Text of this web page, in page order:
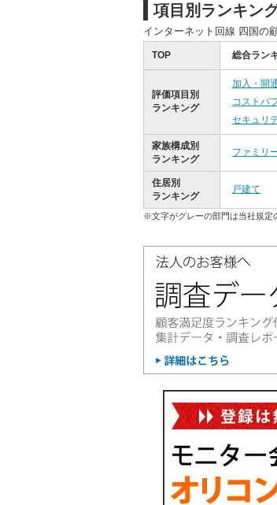
項目別ランキン
インターネット回線 四国の
TOP 総合ラン
評価項目別
ランキング
加入・開
コストパ
セキュリ
家族構成別
ランキング
ファミリ
住居別
ランキング
戸建て
※文字がグレーの部門は当社規定